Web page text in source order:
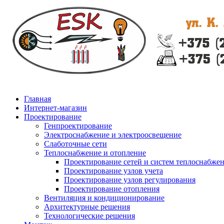
Главная
Интернет-магазин
Проектирование
Генпроектирование
Электроснабжение и электроосвещение
Слаботочные сети
Теплоснабжение и отопление
Проектирование сетей и систем
Проектирование узлов учета
Проектирование узлов регулирования
Проектирование отопления
Вентиляция и кондиционирование
Архитектурные решения
Технологические решения